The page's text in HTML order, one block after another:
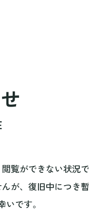
覧ができない状況で
が、復旧中につき
です。